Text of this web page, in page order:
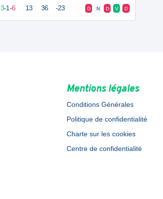
3-1-6 13 36 -23 D N D V D
Mentions légales
Conditions Générales
Politique de confidentialité
Charte sur les cookies
Centre de confidentialité